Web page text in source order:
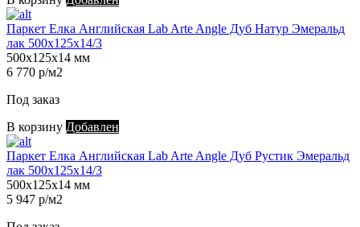
Паркет Елка Английская Lab Arte Angle Дуб Натур Эмеральд
лак 500х125х14/3
500х125х14 мм
6 770 р/м2
Под заказ
В корзину Добавлен
Паркет Елка Английская Lab Arte Angle Дуб Рустик Эмеральд
лак 500х125х14/3
500х125х14 мм
5 947 р/м2